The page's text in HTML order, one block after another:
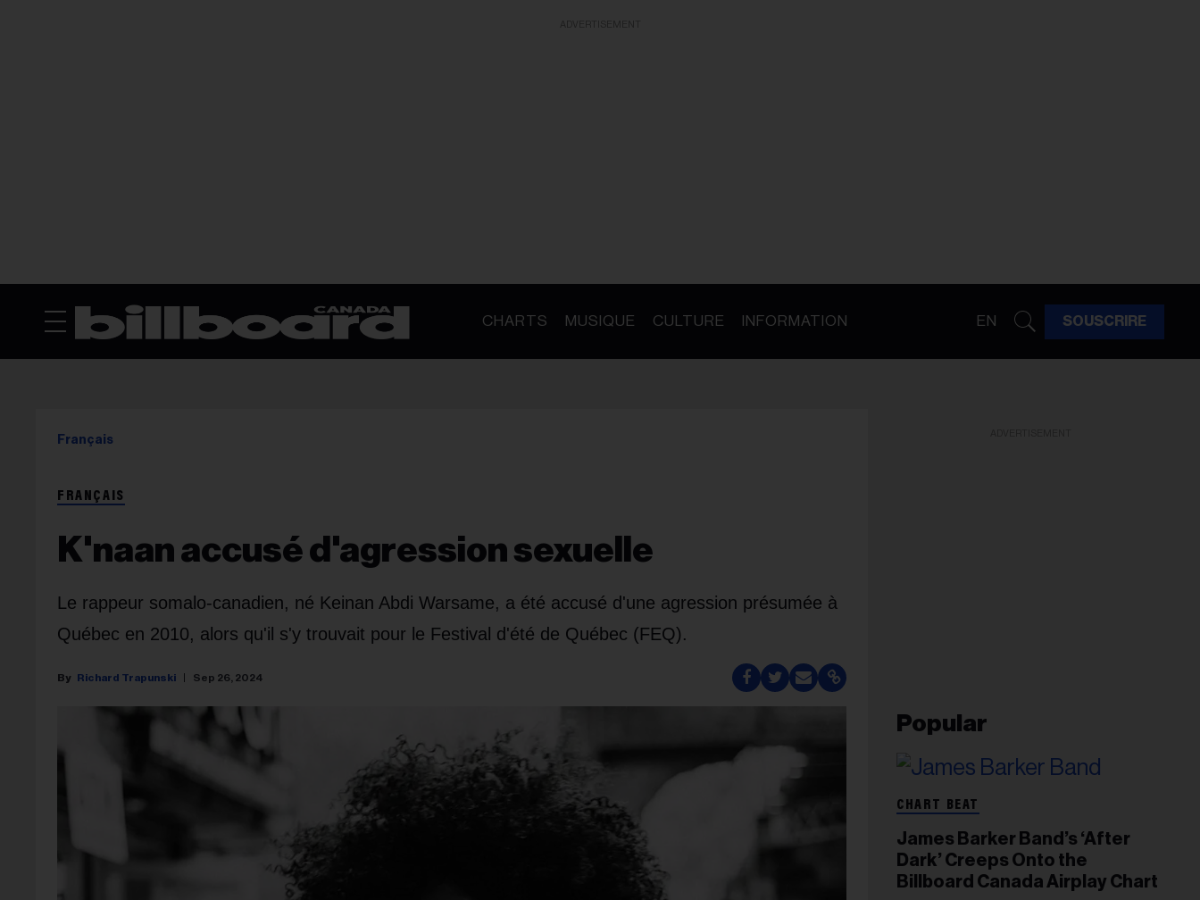
CHARTS MUSIQUE CULTURE INFORMATION EN SOUSCRIRE
Français
FRANÇAIS
K'naan accusé d'agression sexuelle
Le rappeur somalo-canadien, né Keinan Abdi Warsame, a été accusé d'une agression présumée à
Québec en 2010, alors qu'il s'y trouvait pour le Festival d'été de Québec (FEQ).
Richard Trapunski Sep 26, 2024
Popular
CHART BEAT
James Barker Band’s ‘After
Dark’ Creeps Onto the
Billboard Canada Airplay Chart